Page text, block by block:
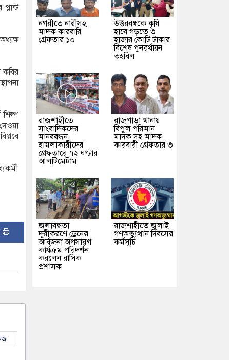
কবির
শিল্প
নগরীতে নারীসহ
মাদক কারবারি
গ্রেফতার ১০
উত্তরবঙ্গকে কৃষি
হাবে গড়তে ৩
হাজার কোটি টাকার
বিশেষ পুনরর্থায়ন
তহবিল
রাজশাহীতে
সাংবাদিকদের
মানববন্ধন:
হামলাকারীদের
গ্রেফতারে ৭২ ঘণ্টার
আলটিমেটাম
রাজপাড়া থানায়
বিপুল পরিমান
মাদক সহ মাদক
কারবারী গ্রেফতার ৩
জলাবদ্ধতা
দূরীকরণে ড্রেনের
আর্বজনা অপসারণ
কার্যক্রম পরিদর্শন
করলেন রাসিক
প্রশাসক
রাজশাহীতে জুলাই
গণঅভ্যুত্থান দিবসের
কর্মসূচি